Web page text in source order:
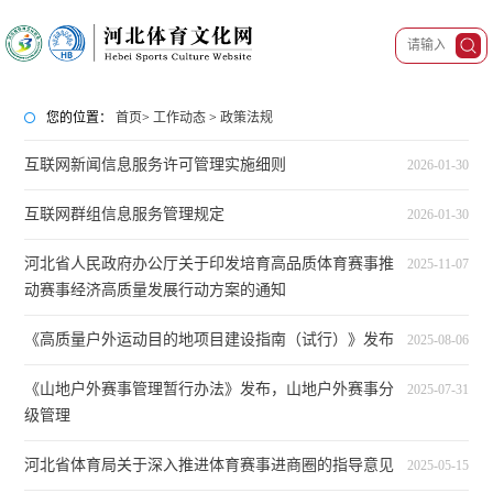
您的位置：首页>工作动态 >政策法规
互联网新闻信息服务许可管理实施细则 2026-01-30
互联网群组信息服务管理规定 2026-01-30
河北省人民政府办公厅关于印发培育高品质体育赛事推
动赛事经济高质量发展行动方案的通知
2025-11-07
《高质量户外运动目的地项目建设指南（试行）》发布 2025-08-06
《山地户外赛事管理暂行办法》发布，山地户外赛事分
级管理
2025-07-31
河北省体育局关于深入推进体育赛事进商圈的指导意见 2025-05-15